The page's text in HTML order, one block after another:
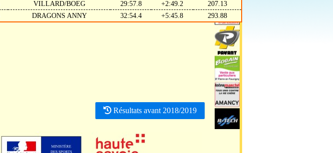
VILLARD/BOEG 29:57.8 +2:49.2
207.13
DRAGONS ANNY 32:54.4 +5:45.8 293.88
Résultats avant 2018/2019